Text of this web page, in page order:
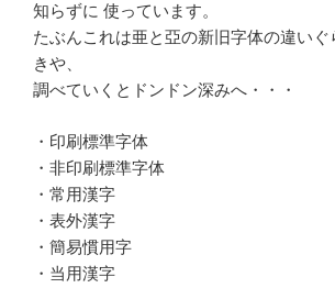
知らずに 使っています。
たぶんこれは亜と亞の新旧字体の違いぐ
きや、
調べていくとドンドン深みへ・・・
・印刷標準字体
・非印刷標準字体
・常用漢字
・表外漢字
・簡易慣用字
・当用漢字